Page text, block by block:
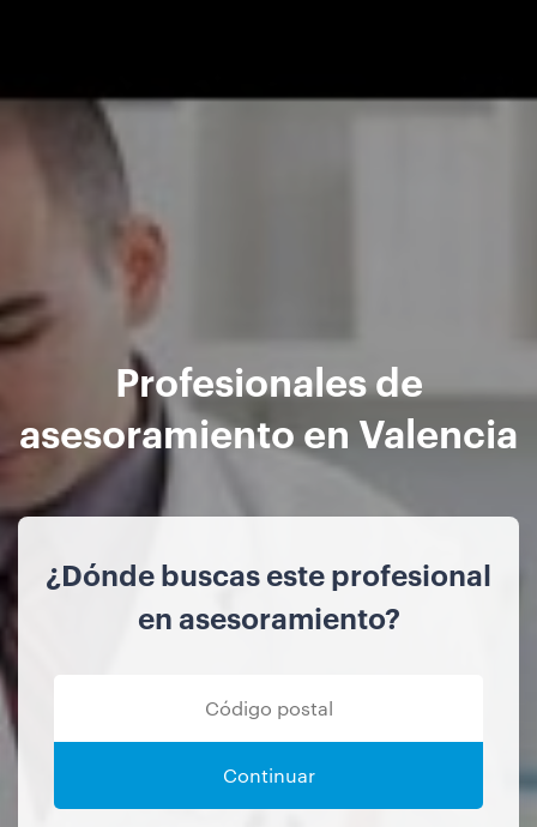
Profesionales de
asesoramiento en Valencia
¿Dónde buscas este profesional
en asesoramiento?
Continuar